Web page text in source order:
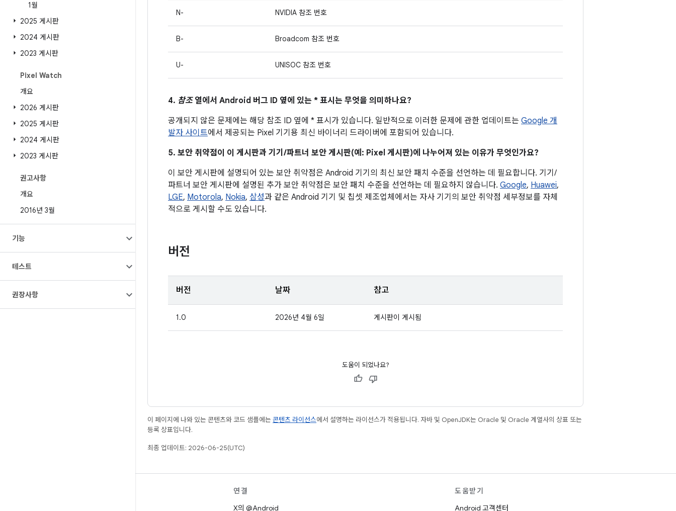
1월
2025 게시판
2024 게시판
2023 게시판
Pixel Watch
개요
2026 게시판
2025 게시판
2024 게시판
2023 게시판
권고사항
개요
2016년 3월
기능
테스트
권장사항
N- NVIDIA 참조 번호
B- Broadcom 참조 번호
U- UNISOC 참조 번호
4. 참조열에서 Android 버그 ID 옆에 있는 * 표시는 무엇을 의미하나요?
공개되지 않은 문제에는 해당 참조 ID 옆에 * 표시가 있습니다. 일반적으로 이러한 문제에 관한 업데이트는 Google 개
발자 사이트에서 제공되는 Pixel 기기용 최신 바이너리 드라이버에 포함되어 있습니다.
5. 보안 취약점이 이 게시판과 기기/파트너 보안 게시판(예: Pixel 게시판)에 나누어져 있는 이유가 무엇인가요?
이 보안 게시판에 설명되어 있는 보안 취약점은 Android 기기의 최신 보안 패치 수준을 선언하는 데 필요합니다. 기기/
파트너 보안 게시판에 설명된 추가 보안 취약점은 보안 패치 수준을 선언하는 데 필요하지 않습니다. Google, Huawei,
LGE, Motorola, Nokia, 삼성과 같은 Android 기기 및 칩셋 제조업체에서는 자사 기기의 보안 취약점 세부정보를 자체
적으로 게시할 수도 있습니다.
버전
버전 날짜 참고
1.0 2026년 4월 6일 게시판이 게시됨
도움이 되었나요?
이 페이지에 나와 있는 콘텐츠와 코드 샘플에는 콘텐츠 라이선스에서 설명하는 라이선스가 적용됩니다. 자바 및 OpenJDK는 Oracle 및 Oracle 계열사의 상표 또는
등록 상표입니다.
최종 업데이트: 2026-06-25(UTC)
연결
X의 @Android
도움받기
Android 고객센터